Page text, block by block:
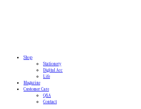
Shop
Stationery
Digital Acc
Life
Magazine
Customer Care
Q&A
Contact